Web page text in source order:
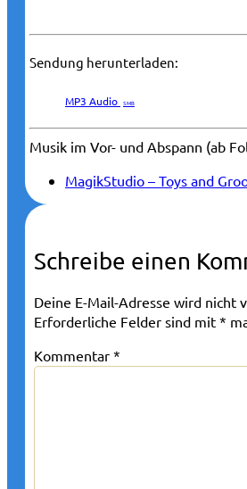
Sendung herunterladen:
MP3 Audio 5 MB
Musik im Vor- und Abspann (ab
MagikStudio – Toys and
Schreibe einen
Deine E-Mail-Adresse wird nicht
Erforderliche Felder sind mit *
Kommentar *